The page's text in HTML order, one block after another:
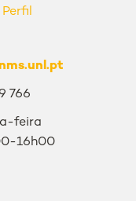
Perfil
766
feira
16h00